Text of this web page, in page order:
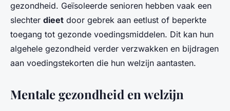
gezondheid. Geïsoleerde senioren hebben vaak een
slechter dieet door gebrek aan eetlust of beperkte
toegang tot gezonde voedingsmiddelen. Dit kan hun
algehele gezondheid verder verzwakken en bijdragen
aan voedingstekorten die hun welzijn aantasten.
Mentale gezondheid en welzijn